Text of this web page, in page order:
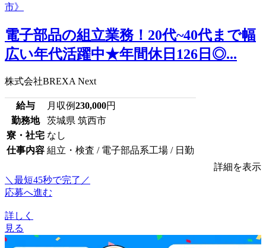
電子部品の組立業務！20代~40代まで幅
広い年代活躍中★年間休日126日◎...
株式会社BREXA Next
給与 月収例230,000円
勤務地
茨城県 筑西市
寮・社宅 なし
仕事内容 組立・検査 / 電子部品系工場 / 日勤
詳細を表示
＼最短45秒で完了／
応募へ進む
詳しく
見る